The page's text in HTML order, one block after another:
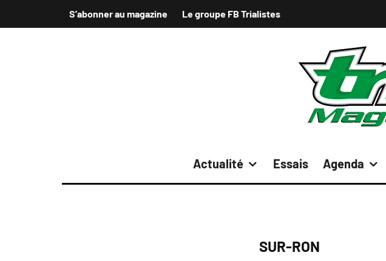
S’abonner au magazine Le groupe FB Trialistes
Actualité Essais Agenda
SUR-RON